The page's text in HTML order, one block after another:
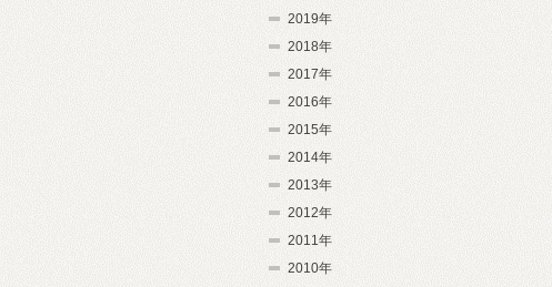
2019年
2018年
2017年
2016年
2015年
2014年
2013年
2012年
2011年
2010年